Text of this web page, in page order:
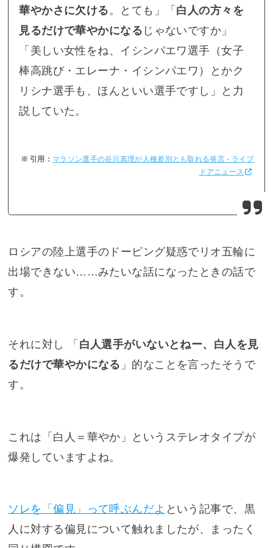
華やかさに欠ける 。とても」「 白人の方々を
見るだけで華やかになる じゃないですか」
「美しい女性をね、イシンパエワ選手（女子
棒高跳び・エレーナ・イシンパエワ）とかク
リシナ選手も、ほんといい選手ですし」と力
説していた。
マラソン選手の谷川真理が人種差別とも取れる発言 - ライブ
ドアニュース
ロシアの陸上選手のドーピング疑惑でリオ五輪に
出場できない……みたいな話になったときの話で
す。
それに対し 「 白人選手がいないとねー、白人を見
るだけで華やかになる 」的なことを言ったそうで
す。
これは「白人＝華やか」というステレオタイプが
爆発していますよね。
ソレを「偏見」って呼ぶんだよ という記事で、黒
人に対する偏見について触れましたが、まったく